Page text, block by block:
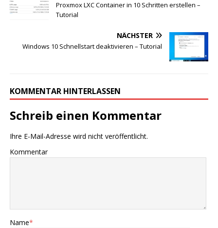
Proxmox LXC Container in 10 Schritten erstellen –
Tutorial
NÄCHSTER
Windows 10 Schnellstart deaktivieren – Tutorial
KOMMENTAR HINTERLASSEN
Schreib einen Kommentar
Ihre E-Mail-Adresse wird nicht veröffentlicht.
Kommentar
Name*